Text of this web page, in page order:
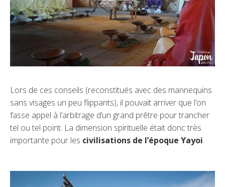
Lors de ces conseils (reconstitués avec des mannequins
sans visages un peu flippants), il pouvait arriver que l’on
fasse appel à l’arbitrage d’un grand prêtre pour trancher
tel ou tel point. La dimension spirituelle était donc très
importante pour les civilisations de l’époque Yayoi.